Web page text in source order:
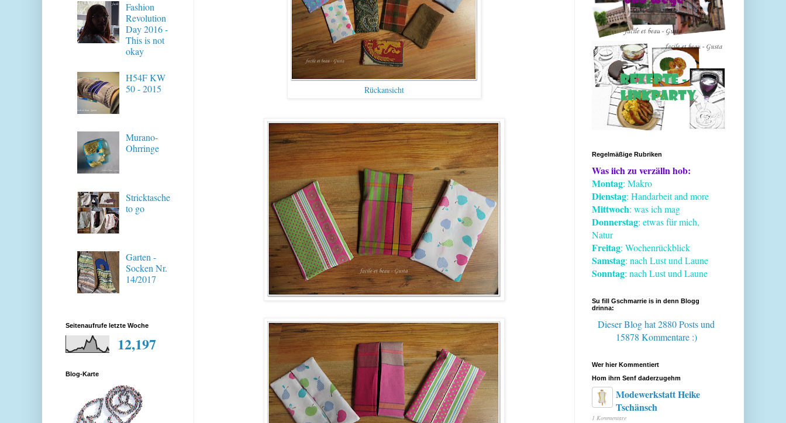
Rückansicht
Fashion
Revolution
Day 2016 -
This is not
okay
H54F KW
50 - 2015
Murano-
Ohrringe
Stricktasche
to go
Garten -
Socken Nr.
14/2017
Seitenaufrufe letzte Woche
12,197
Blog-Karte
Regelmäßige Rubriken
Was iich zu verzälln hob:
Montag: Makro
Dienstag: Handarbeit and more
Mittwoch: was ich mag
Donnerstag: etwas für mich,
Natur
Freitag: Wochenrückblick
Samstag: nach Lust und Laune
Sonntag: nach Lust und Laune
Su fill Gschmarrie is in denn Blogg
drinna:
Dieser Blog hat 2880 Postsund
15878 Kommentare :)
Wer hier Kommentiert
Hom ihrn Senf daderzugehm
Modewerkstatt Heike
Tschänsch
1 Kommentare